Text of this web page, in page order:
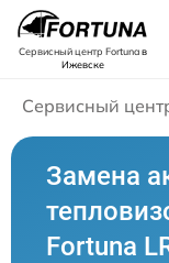
Сервисный центр Fortunaв
Ижевске
Сервисный
Замена
Fortuna